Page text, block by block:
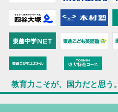
教育力こそが、国力だと思う。